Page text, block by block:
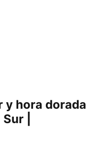
y hora dorada
|